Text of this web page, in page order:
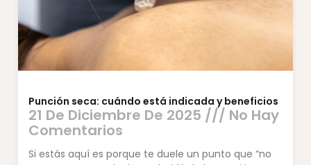
Punción seca: cuándo está indicada y beneficios
21 De Diciembre De 2025 No Hay
Comentarios
Si estás aquí es porque te duele un punto que “no